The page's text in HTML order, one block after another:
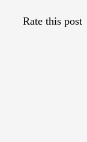
Rate this post